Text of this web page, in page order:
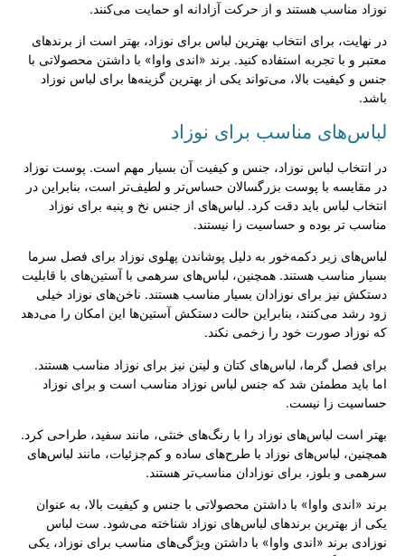
نوزاد مناسب هستند و از حرکت آزادانه او حمایت می‌کنند.
در نهایت، برای انتخاب بهترین لباس برای نوزاد، بهتر است از برندهای
معتبر و با تجربه استفاده کنید. برند «اندی واوا» با داشتن محصولاتی با
جنس و کیفیت بالا، می‌تواند یکی از بهترین گزینه‌ها برای لباس نوزاد
باشد.
لباس‌های مناسب برای نوزاد
در انتخاب لباس نوزاد، جنس و کیفیت آن بسیار مهم است. پوست نوزاد
در مقایسه با پوست بزرگسالان حساس‌تر و لطیف‌تر است، بنابراین در
انتخاب لباس باید دقت کرد. لباس‌های از جنس نخ و پنبه برای نوزاد
مناسب تر بوده و حساسیت زا نیستند.
لباس‌های زیر دکمه‌خور به دلیل پوشاندن پهلوی نوزاد برای فصل سرما
بسیار مناسب هستند. همچنین، لباس‌های سرهمی با آستین‌های با قابلیت
دستکش نیز برای نوزادان بسیار مناسب هستند. ناخن‌های نوزاد خیلی
زود رشد می‌کنند، بنابراین حالت دستکش آستین‌ها این امکان را می‌دهد
که نوزاد صورت خود را زخمی نکند.
برای فصل گرما، لباس‌های کتان و لینن نیز برای نوزاد مناسب هستند.
اما باید مطمئن شد که جنس لباس نوزاد مناسب است و برای نوزاد
حساسیت زا نیست.
بهتر است لباس‌های نوزاد را با رنگ‌های خنثی، مانند سفید، طراحی کرد.
همچنین، لباس‌های نوزاد با طرح‌های ساده و کم‌جزئیات، مانند لباس‌های
سرهمی و بلوز، برای نوزادان مناسب‌تر هستند.
برند «اندی واوا» با داشتن محصولاتی با جنس و کیفیت بالا، به عنوان
یکی از بهترین برندهای لباس‌های نوزاد شناخته می‌شود. ست لباس
نوزادی برند «اندی واوا» با داشتن ویژگی‌های مناسب برای نوزاد، یکی